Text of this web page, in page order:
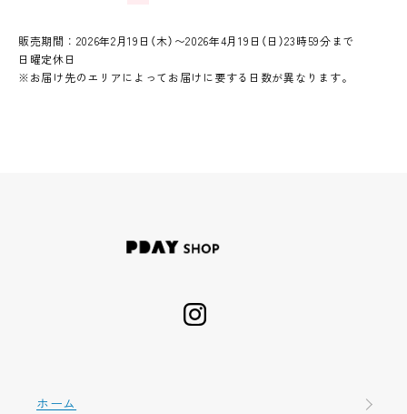
販売期間：2026年2月19日（木）〜2026年4月19日（日）23時59分まで
日曜定休日
※お届け先のエリアによってお届けに要する日数が異なります。
ホーム